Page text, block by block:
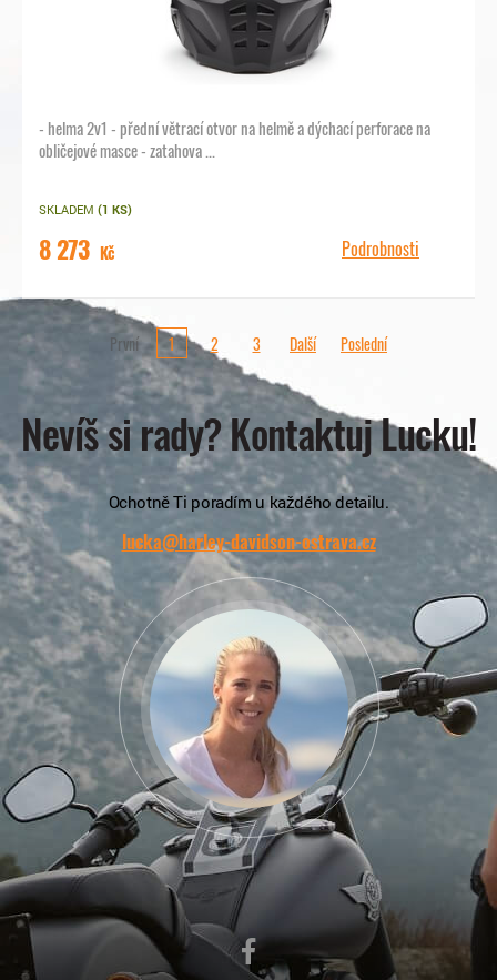
- helma 2v1 - přední větrací otvor na helmě a dýchací perforace na
obličejové masce - zatahova ...
SKLADEM (1 KS)
8 273 Kč Podrobnosti
První 1 2 3 Další Poslední
Nevíš si rady? Kontaktuj Lucku!
Ochotně Ti poradím u každého detailu.
lucka@harley-davidson-ostrava.cz